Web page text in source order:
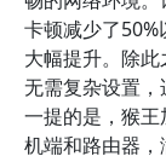
卡顿减少了
大幅提升。除此
无需复杂设置
一提的是，猴
机端和路由器